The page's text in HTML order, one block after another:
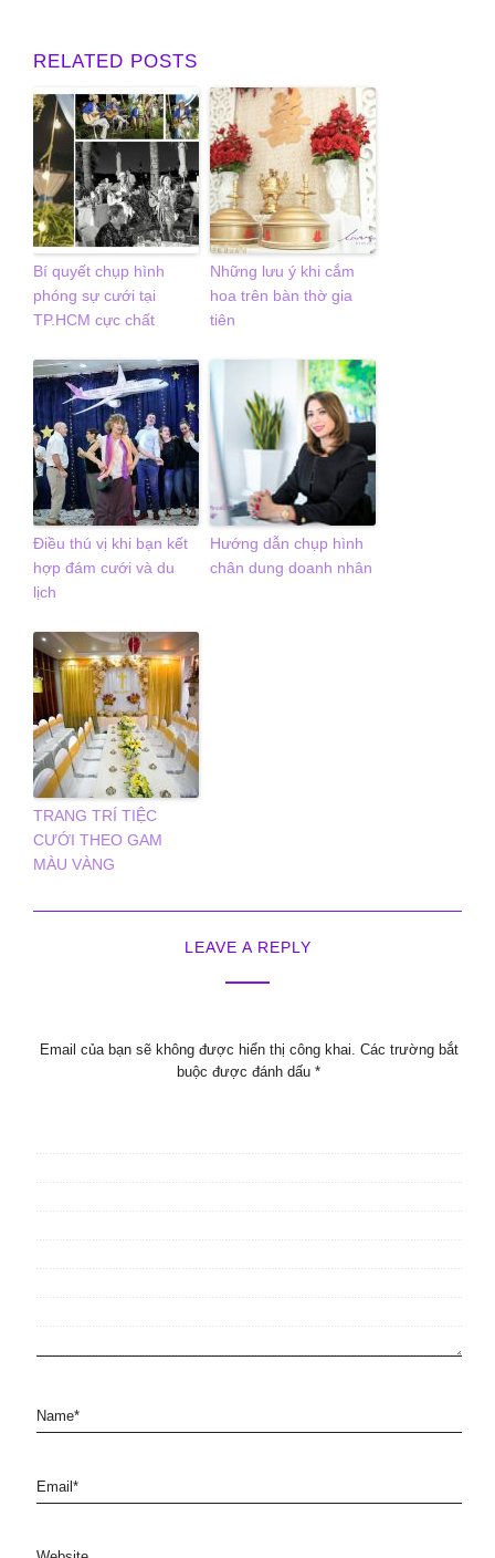
RELATED POSTS
Bí quyết chụp hình
phóng sự cưới tại
TP.HCM cực chất
Những lưu ý khi cắm
hoa trên bàn thờ gia
tiên
Điều thú vị khi bạn kết
hợp đám cưới và du
lịch
Hướng dẫn chụp hình
chân dung doanh nhân
TRANG TRÍ TIỆC
CƯỚI THEO GAM
MÀU VÀNG
LEAVE A REPLY
Email của bạn sẽ không được hiển thị công khai. Các trường bắt
buộc được đánh dấu*